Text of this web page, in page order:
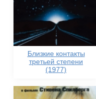
Близкие контакты
третьей степени
(1977)